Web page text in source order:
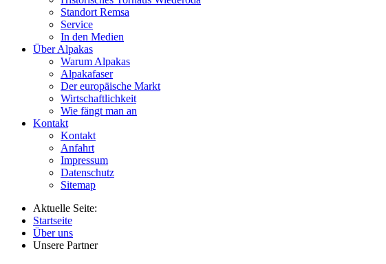
Standort Remsa
Service
In den Medien
Über Alpakas
Warum Alpakas
Alpakafaser
Der europäische Markt
Wirtschaftlichkeit
Wie fängt man an
Kontakt
Kontakt
Anfahrt
Impressum
Datenschutz
Sitemap
Aktuelle Seite:
Startseite
Über uns
Unsere Partner